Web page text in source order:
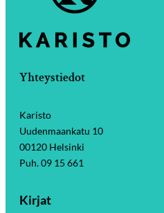
Yhteystiedot
Karisto
Uudenmaankatu 10
00120 Helsinki
Puh. 09 15 661
Kirjat